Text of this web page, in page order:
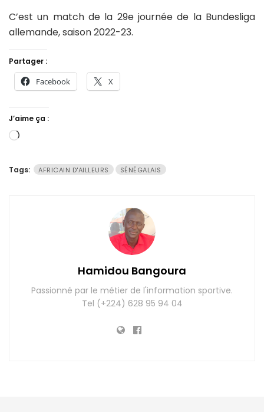
C’est un match de la 29e journée de la Bundesliga
allemande, saison 2022-23.
Partager :
Facebook X
J’aime ça :
Chargement…
Tags: AFRICAIN D'AILLEURS SÉNÉGALAIS
Hamidou Bangoura
Passionné par le métier de l'information sportive.
Tel (+224) 628 95 94 04